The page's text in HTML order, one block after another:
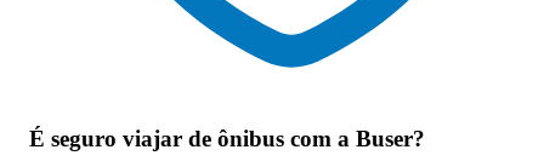
É seguro viajar de ônibus com a Buser?